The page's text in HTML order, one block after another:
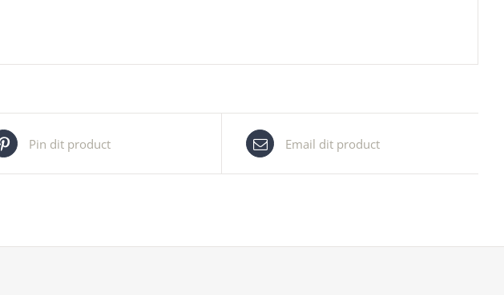
Pin dit product Email dit product